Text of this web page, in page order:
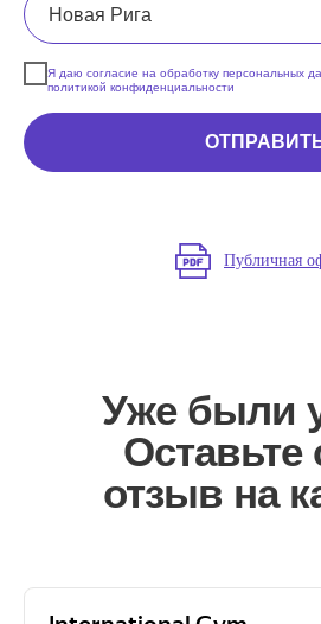
Я даю согласие на обработку персональных
политикой конфиденциальности
Публичная
Уже были
Оставьте
отзыв на